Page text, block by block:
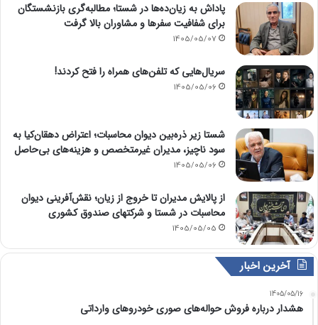
پاداش به زیان‌ده‌ها در شستا؛ مطالبه‌گری بازنشستگان
برای شفافیت سفرها و مشاوران بالا گرفت
1405/05/07
سریال‌هایی که تلفن‌های همراه را فتح کردند!
1405/05/06
شستا زیر ذره‌بین دیوان محاسبات؛ اعتراض دهقان‌کیا به
سود ناچیز، مدیران غیرمتخصص و هزینه‌های بی‌حاصل
1405/05/06
از پالایش مدیران تا خروج از زیان؛ نقش‌آفرینی دیوان
محاسبات در شستا و شرکتهای صندوق کشوری
1405/05/05
آخرین اخبار
1405/05/16
هشدار درباره فروش حواله‌های صوری خودروهای وارداتی